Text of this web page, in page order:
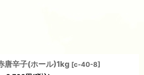
唐辛子(ホール)1kg [c-40-8]